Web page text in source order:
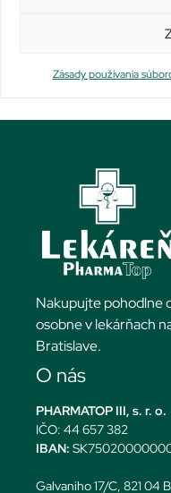
Zásady používania
Nakupujte pohodlne
osobne v lekárňach
Bratislave.
O nás
PHARMATOP III, s. r. o.
IČO: 44 657 382
IBAN:
Galvaniho 17/C, 821 04